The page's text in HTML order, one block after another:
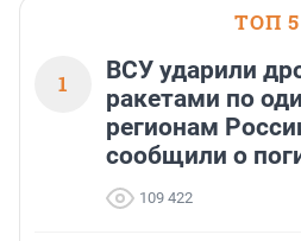
ТОП 5
1
ВСУ ударили
ракетами по
регионам
сообщили о
109 422